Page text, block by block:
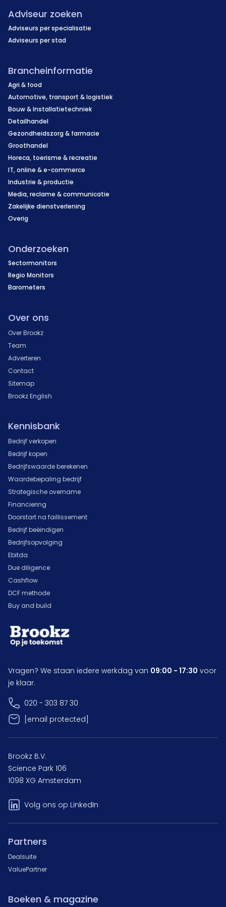
Overige informatie
De combinatie van nicheproducten, internationale
inkoop en specialistische kennis maakt de
modelbouw en drone-technologie.
Adviseur zoeken
Adviseurs per specialisatie
Adviseurs per stad
Brancheinformatie
Agri & food
Automotive, transport & logistiek
Bouw & Installatietechniek
Detailhandel
Gezondheidszorg & farmacie
Groothandel
Horeca, toerisme & recreatie
IT, online & e-commerce
Industrie & productie
Media, reclame & communicatie
Zakelijke dienstverlening
Overig
Onderzoeken
Sectormonitors
Regio Monitors
Barometers
Over ons
Over Brookz
Team
Adverteren
Contact
Sitemap
Brookz English
Kennisbank
Bedrijf verkopen
Bedrijf kopen
Bedrijfswaarde berekenen
Waardebepaling bedrijf
Strategische overname
Financiering
Doorstart na faillissement
Bedrijf beëindigen
Bedrijfsopvolging
Ebitda
Due diligence
Cashflow
DCF methode
Buy and build
Vragen? We staan iedere werkdag van 09:00 - 17:30 voor
je klaar.
020 - 303 87 30
[email protected]
Brookz B.V.
Science Park 106
1098 XG Amsterdam
Volg ons op LinkedIn
Partners
Dealsuite
ValuePartner
Boeken & magazine